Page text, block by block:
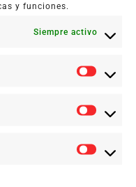
y funciones.
Siempre activo